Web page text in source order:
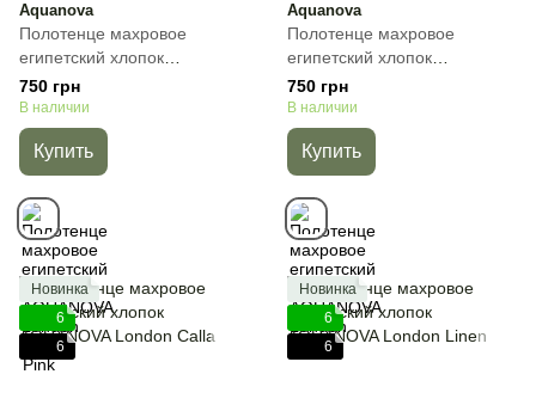
Aquanova
Полотенце махровое
египетский хлопок
AQUANOVA London Dusty
Pink, Розовый, 30х50 см, Для
рук
750 грн
В наличии
Купить
Aquanova
Полотенце махровое
египетский хлопок
AQUANOVA London Malva,
Мальва, 30х50 см, Для рук
750 грн
В наличии
Купить
Новинка
6
6
Новинка
6
6